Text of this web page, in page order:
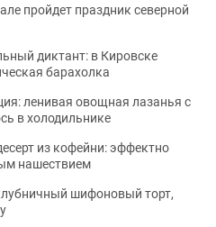
пройдет праздник северной
диктант: в Кировске
барахолка
ленивая овощная лазанья с
в холодильнике
из кофейни: эффектно
нашествием
шифоновый торт,